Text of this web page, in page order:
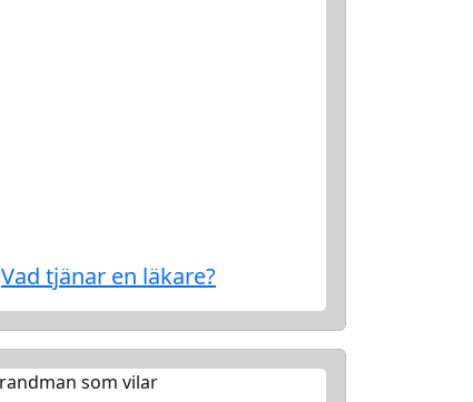
Vad tjänar en läkare?